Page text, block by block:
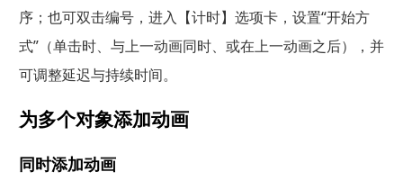
序；也可双击编号，进入【计时】选项卡，设置“开始方
式”（单击时、与上一动画同时、或在上一动画之后），并
可调整延迟与持续时间。
为多个对象添加动画
同时添加动画